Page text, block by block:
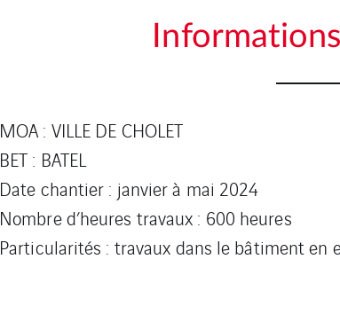
MOA : VILLE DE CHOLET
BET : BATEL
Date chantier : janvier à mai 2024
Nombre d’heures travaux : 600 heures
Particularités : travaux dans le bâtiment en